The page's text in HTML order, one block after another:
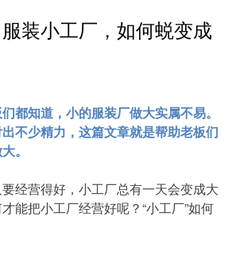
服装小工厂，如何蜕变成
都知道，小的服装厂做大实属不易。
不少精力，这篇文章就是帮助老板们
。
经营得好，小工厂总有一天会变成大
能把小工厂经营好呢？“小工厂”如何